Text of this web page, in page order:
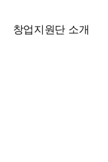
창업지원단 소개